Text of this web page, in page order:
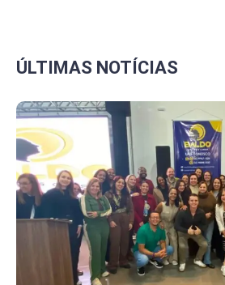
ÚLTIMAS NOTÍCIAS